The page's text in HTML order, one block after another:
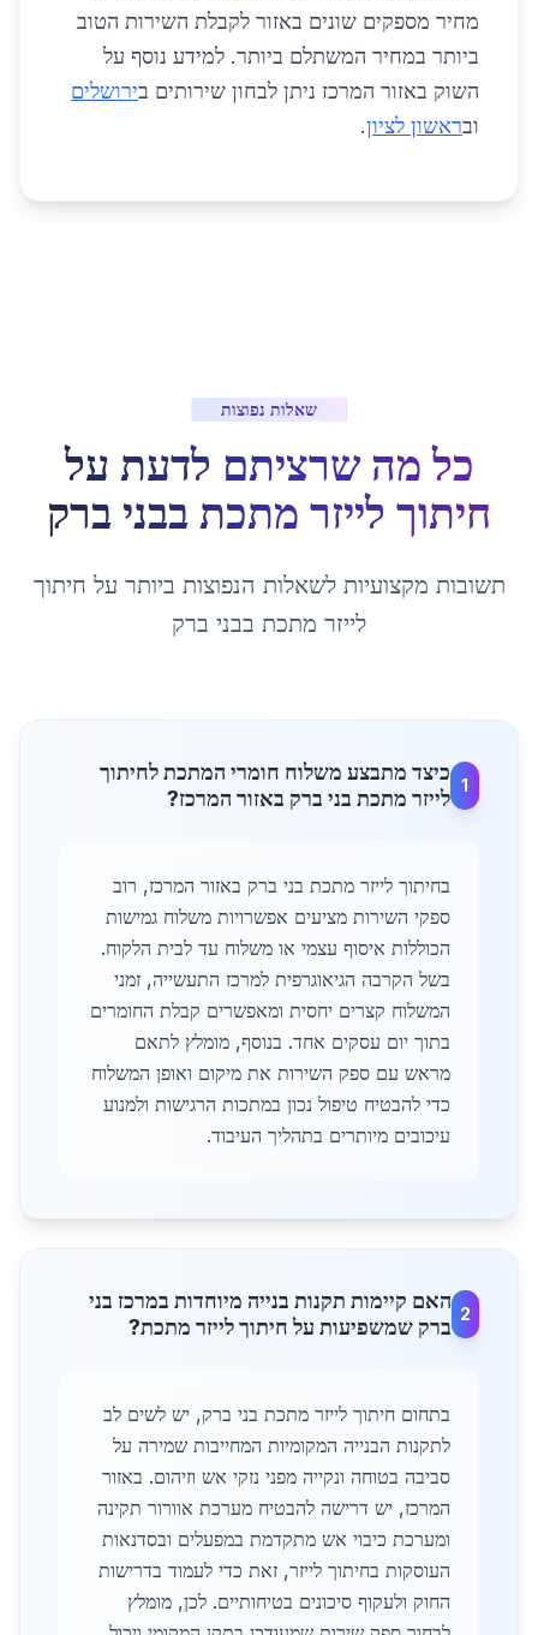
מחיר מספקים שונים באזור לקבלת השירות הטוב
ביותר במחיר המשתלם ביותר. למידע נוסף על
השוק באזור המרכז ניתן לבחון שירותים בירושלים
ובראשון לציון.
שאלות נפוצות
כל מה שרציתם לדעת על
חיתוך לייזר מתכת בבני ברק
תשובות מקצועיות לשאלות הנפוצות ביותר על חיתוך
לייזר מתכת בבני ברק
1
כיצד מתבצע משלוח חומרי המתכת לחיתוך
לייזר מתכת בני ברק באזור המרכז?
בחיתוך לייזר מתכת בני ברק באזור המרכז, רוב
ספקי השירות מציעים אפשרויות משלוח גמישות
הכוללות איסוף עצמי או משלוח עד לבית הלקוח.
בשל הקרבה הגיאוגרפית למרכז התעשייה, זמני
המשלוח קצרים יחסית ומאפשרים קבלת החומרים
בתוך יום עסקים אחד. בנוסף, מומלץ לתאם
מראש עם ספק השירות את מיקום ואופן המשלוח
כדי להבטיח טיפול נכון במתכות הרגישות ולמנוע
עיכובים מיותרים בתהליך העיבוד.
2
האם קיימות תקנות בנייה מיוחדות במרכז בני
ברק שמשפיעות על חיתוך לייזר מתכת?
בתחום חיתוך לייזר מתכת בני ברק, יש לשים לב
לתקנות הבנייה המקומיות המחייבות שמירה על
סביבה בטוחה ונקייה מפני נזקי אש וזיהום. באזור
המרכז, יש דרישה להבטיח מערכת אוורור תקינה
ומערכת כיבוי אש מתקדמת במפעלים ובסדנאות
העוסקות בחיתוך לייזר, זאת כדי לעמוד בדרישות
החוק ולעקוף סיכונים בטיחותיים. לכן, מומלץ